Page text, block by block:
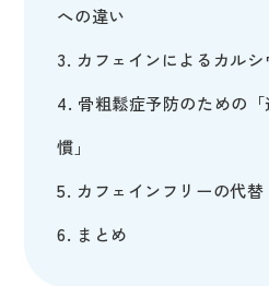
への違い
カフェインによるカル
骨粗鬆症予防のための
慣」
カフェインフリーの代
まとめ